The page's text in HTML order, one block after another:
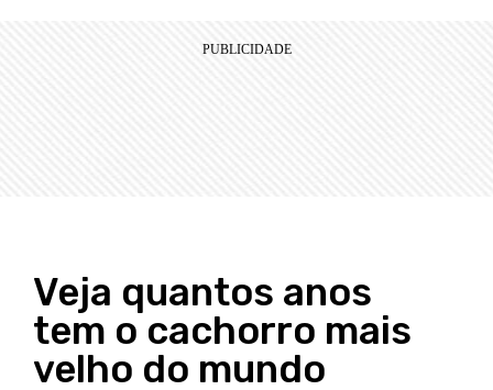
Veja quantos anos
tem o cachorro mais
velho do mundo